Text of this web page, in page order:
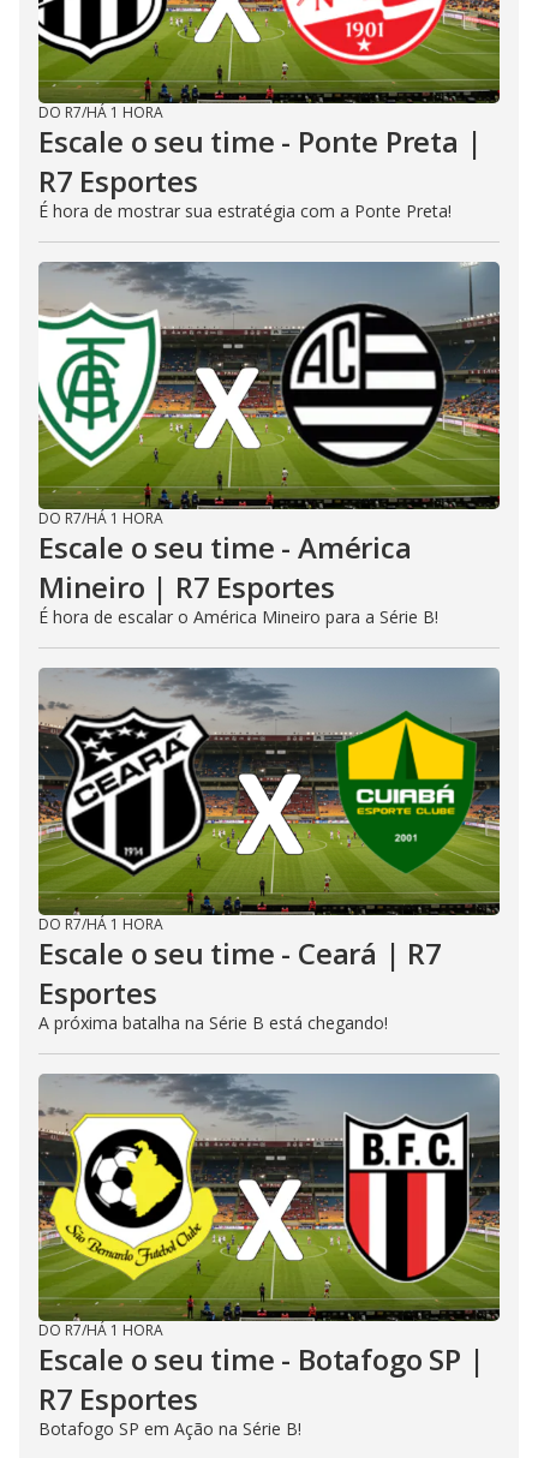
DO R7/HÁ 1 HORA
Escale o seu time - Ponte Preta |
R7 Esportes
É hora de mostrar sua estratégia com a Ponte Preta!
DO R7/HÁ 1 HORA
Escale o seu time - América
Mineiro | R7 Esportes
É hora de escalar o América Mineiro para a Série B!
DO R7/HÁ 1 HORA
Escale o seu time - Ceará | R7
Esportes
A próxima batalha na Série B está chegando!
DO R7/HÁ 1 HORA
Escale o seu time - Botafogo SP |
R7 Esportes
Botafogo SP em Ação na Série B!